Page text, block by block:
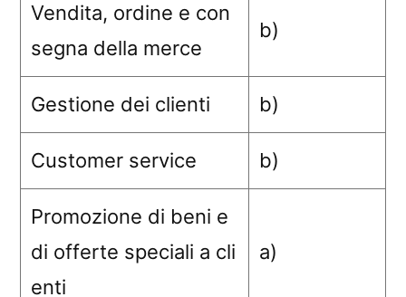
Vendita, ordine e con
segna della merce
b)
Gestione dei clienti b)
Customer service b)
Promozione di beni e
di offerte speciali a cli
enti
a)